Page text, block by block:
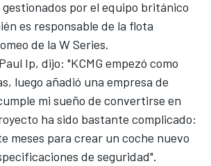
gestionados por el equipo británico
es responsable de la flota
de la W Series.
Ip, dijo: "KCMG empezó como
luego añadió una empresa de
mi sueño de convertirse en
ha sido bastante complicado:
meses para crear un coche nuevo
de seguridad".